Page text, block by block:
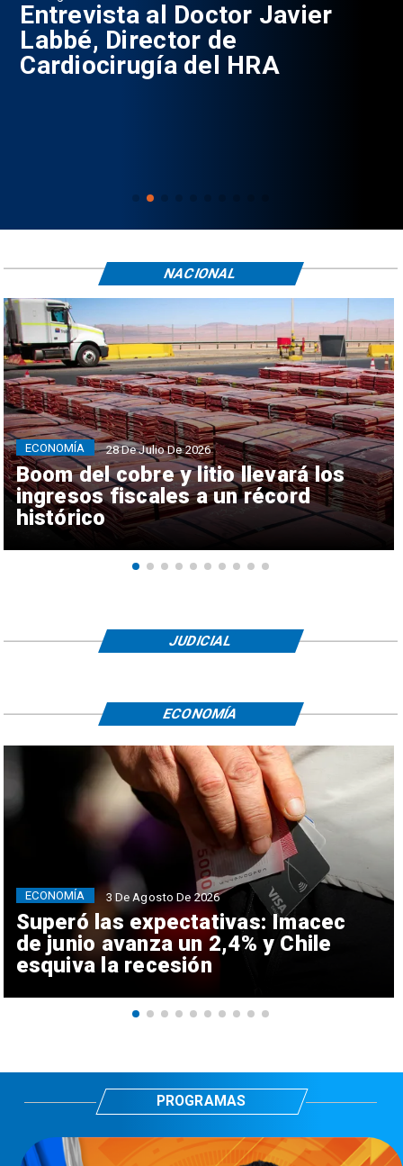
Entrevista al Doctor Javier
Labbé, Director de
Cardiocirugía del HRA
Boom del cobre y litio llevará los
ingresos fiscales a un récord
histórico
ECONOMÍA 28 De Julio De 2026
NACIONAL
JUDICIAL
Superó las expectativas: Imacec
de junio avanza un 2,4% y Chile
esquiva la recesión
ECONOMÍA 3 De Agosto De 2026
ECONOMÍA
PROGRAMAS